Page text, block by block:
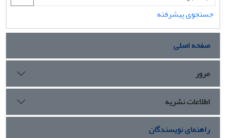
جستجوی پیشرفته
صفحه اصلی
مرور
اطلاعات نشریه
راهنمای نویسندگان